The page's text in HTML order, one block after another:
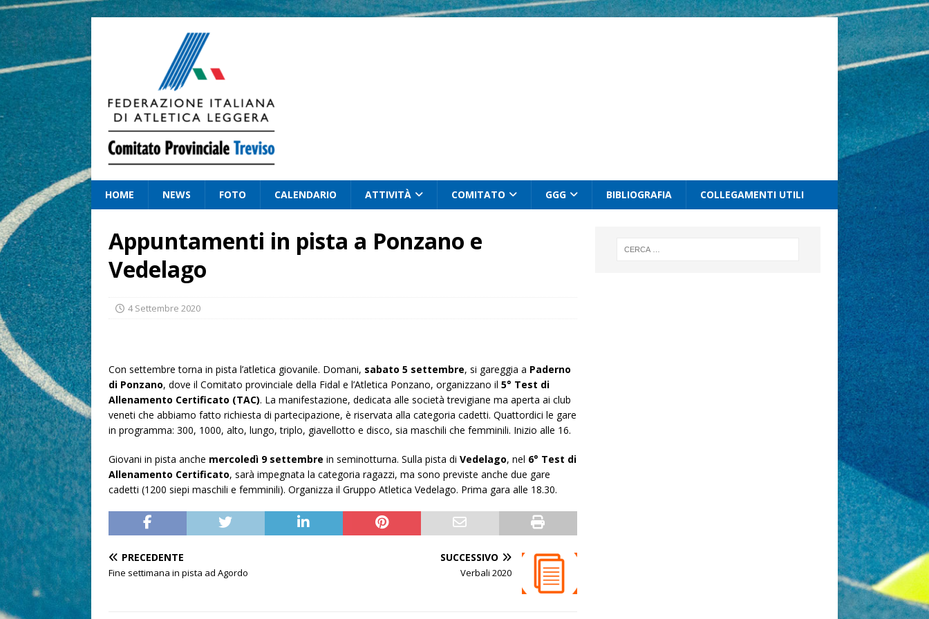
HOME NEWS FOTO CALENDARIO ATTIVITÀ COMITATO GGG BIBLIOGRAFIA COLLEGAMENTI UTILI
Appuntamenti in pista a Ponzano e
Vedelago
4 Settembre 2020
Con settembre torna in pista l’atletica giovanile. Domani, sabato 5 settembre, si gareggia a Paderno
di Ponzano, dove il Comitato provinciale della Fidal e l’Atletica Ponzano, organizzano il 5° Test di
Allenamento Certificato (TAC). La manifestazione, dedicata alle società trevigiane ma aperta ai club
veneti che abbiamo fatto richiesta di partecipazione, è riservata alla categoria cadetti. Quattordici le gare
in programma: 300, 1000, alto, lungo, triplo, giavellotto e disco, sia maschili che femminili. Inizio alle 16.
Giovani in pista anche mercoledì 9 settembre in seminotturna. Sulla pista di Vedelago, nel 6° Test di
Allenamento Certificato, sarà impegnata la categoria ragazzi, ma sono previste anche due gare
cadetti (1200 siepi maschili e femminili). Organizza il Gruppo Atletica Vedelago. Prima gara alle 18.30.
PRECEDENTE
Fine settimana in pista ad Agordo
SUCCESSIVO
Verbali 2020